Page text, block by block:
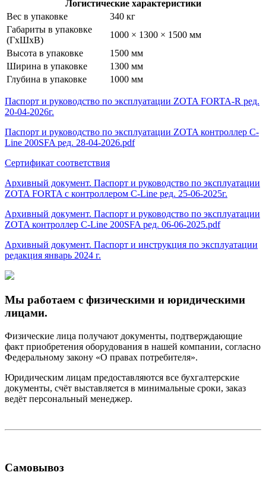
Логистические характеристики
Вес в упаковке
340 кг
Габариты в упаковке
(ГхШхВ)
1000 × 1300 × 1500 мм
Высота в упаковке
1500 мм
Ширина в упаковке
1300 мм
Глубина в упаковке
1000 мм
Паспорт и руководство по эксплуатации ZOTA FORTA-R ред.
20-04-2026г.
Паспорт и руководство по эксплуатации ZOTA контроллер C-
Line 200SFA ред. 28-04-2026.pdf
Сертификат соответствия
Архивный документ. Паспорт и руководство по эксплуатации
ZOTA FORTA с контроллером C-Line ред. 25-06-2025г.
Архивный документ. Паспорт и руководство по эксплуатации
ZOTA контроллер C-Line 200SFA ред. 06-06-2025.pdf
Архивный документ. Паспорт и инструкция по эксплуатации
редакция январь 2024 г.
Мы работаем с физическими и юридическими
лицами.
Физические лица получают документы, подтверждающие
факт приобретения оборудования в нашей компании, согласно
Федеральному закону «О правах потребителя».
Юридическим лицам предоставляются все бухгалтерские
документы, счёт выставляется в минимальные сроки, заказ
ведёт персональный менеджер.
Самовывоз